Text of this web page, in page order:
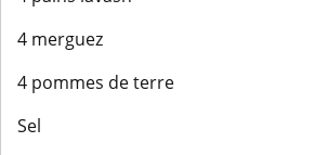
4 merguez
4 pommes de terre
Sel